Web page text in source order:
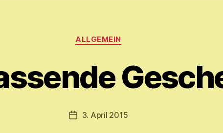
Kategorien
ALLGEMEIN
Beitragsautor
V
M
y
m
Veröffentlichungsdatum
3. April 2015